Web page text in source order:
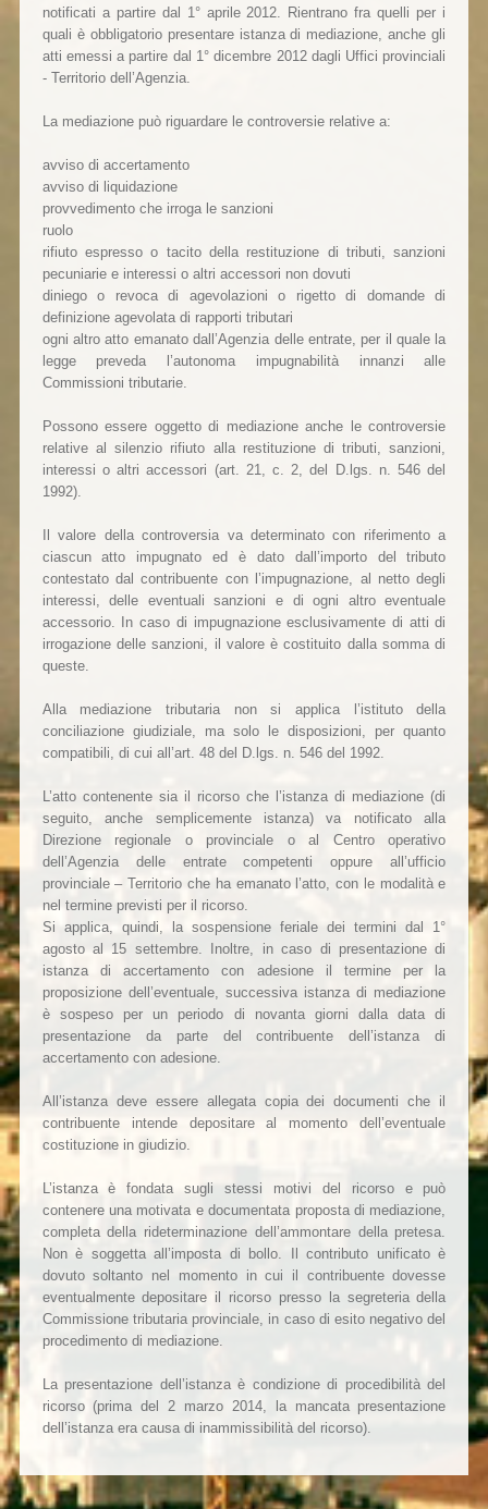
notificati a partire dal 1° aprile 2012. Rientrano fra quelli per i
quali è obbligatorio presentare istanza di mediazione, anche gli
atti emessi a partire dal 1° dicembre 2012 dagli Uffici provinciali
- Territorio dell’Agenzia.
La mediazione può riguardare le controversie relative a:
avviso di accertamento
avviso di liquidazione
provvedimento che irroga le sanzioni
ruolo
rifiuto espresso o tacito della restituzione di tributi, sanzioni
pecuniarie e interessi o altri accessori non dovuti
diniego o revoca di agevolazioni o rigetto di domande di
definizione agevolata di rapporti tributari
ogni altro atto emanato dall’Agenzia delle entrate, per il quale la
legge preveda l’autonoma impugnabilità innanzi alle
Commissioni tributarie.
Possono essere oggetto di mediazione anche le controversie
relative al silenzio rifiuto alla restituzione di tributi, sanzioni,
interessi o altri accessori (art. 21, c. 2, del D.lgs. n. 546 del
1992).
Il valore della controversia va determinato con riferimento a
ciascun atto impugnato ed è dato dall’importo del tributo
contestato dal contribuente con l’impugnazione, al netto degli
interessi, delle eventuali sanzioni e di ogni altro eventuale
accessorio. In caso di impugnazione esclusivamente di atti di
irrogazione delle sanzioni, il valore è costituito dalla somma di
queste.
Alla mediazione tributaria non si applica l’istituto della
conciliazione giudiziale, ma solo le disposizioni, per quanto
compatibili, di cui all’art. 48 del D.lgs. n. 546 del 1992.
L’atto contenente sia il ricorso che l’istanza di mediazione (di
seguito, anche semplicemente istanza) va notificato alla
Direzione regionale o provinciale o al Centro operativo
dell’Agenzia delle entrate competenti oppure all’ufficio
provinciale – Territorio che ha emanato l’atto, con le modalità e
nel termine previsti per il ricorso.
Si applica, quindi, la sospensione feriale dei termini dal 1°
agosto al 15 settembre. Inoltre, in caso di presentazione di
istanza di accertamento con adesione il termine per la
proposizione dell’eventuale, successiva istanza di mediazione
è sospeso per un periodo di novanta giorni dalla data di
presentazione da parte del contribuente dell’istanza di
accertamento con adesione.
All’istanza deve essere allegata copia dei documenti che il
contribuente intende depositare al momento dell’eventuale
costituzione in giudizio.
L’istanza è fondata sugli stessi motivi del ricorso e può
contenere una motivata e documentata proposta di mediazione,
completa della rideterminazione dell’ammontare della pretesa.
Non è soggetta all’imposta di bollo. Il contributo unificato è
dovuto soltanto nel momento in cui il contribuente dovesse
eventualmente depositare il ricorso presso la segreteria della
Commissione tributaria provinciale, in caso di esito negativo del
procedimento di mediazione.
La presentazione dell’istanza è condizione di procedibilità del
ricorso (prima del 2 marzo 2014, la mancata presentazione
dell’istanza era causa di inammissibilità del ricorso).